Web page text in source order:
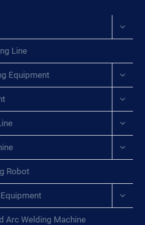
P
M
S
LE
DA
Line
Equipment
Robot
Arc Welding Machine